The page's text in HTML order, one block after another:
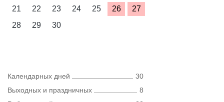
21
22 23 24 25 26
27
28
29 30
Календарных дней
30
Выходных и праздничных
8